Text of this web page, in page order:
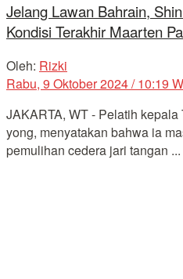
Jelang Lawan Bahrain,
Kondisi Terakhir Maarten
Oleh: Rizki
Rabu, 9 Oktober 2024 / 10:19
JAKARTA, WT - Pelatih
yong, menyatakan bahwa ia
pemulihan cedera jari tangan ...